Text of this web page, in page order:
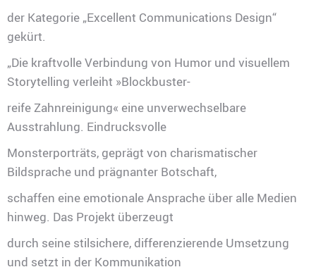
der Kategorie „Excellent Communications Design“
gekürt.
„Die kraftvolle Verbindung von Humor und visuellem
Storytelling verleiht »Blockbuster-
reife Zahnreinigung« eine unverwechselbare
Ausstrahlung. Eindrucksvolle
Monsterporträts, geprägt von charismatischer
Bildsprache und prägnanter Botschaft,
schaffen eine emotionale Ansprache über alle Medien
hinweg. Das Projekt überzeugt
durch seine stilsichere, differenzierende Umsetzung
und setzt in der Kommunikation